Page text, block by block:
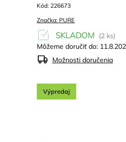
Značka: PURE
Kód: 226673
Výpredaj
SKLADOM
(2 ks)
Môžeme doručiť do:
Možnosti doručenia